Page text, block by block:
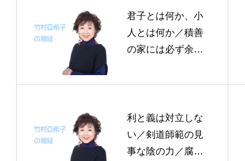
君子とは何か、小
人とは何か／積善
の家には必ず余慶
風を観る～帝王学
日の3日分の易経一
日一言
利と義は対立しな
い／剣道師範の見
事な陰の力／腐敗